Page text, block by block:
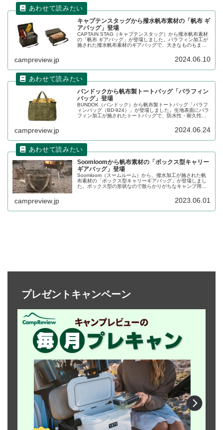
キャプテンスタッグから撥水帆布素材の「帆布 ギ
アバッグ」登場
CAPTAIN STAG（キャプテンスタッグ）から撥水帆布素材
の「帆布 ギアバッグ」が登場しました。パラフィン加工が
施された撥水帆布素材のギアバッグで、大きなものもまと
ルの2種が登場します。詳細をレビューします。
campreview.jp 2024.06.10
バンドックから帆布製トートバッグ「パラフィン
バッグ」登場
BUNDOK（バンドック）から帆布製トートバッグ「パラフ
ィンバッグ（BD-924）」が登場しました。生地表面にパラ
フィン加工が施されたトートバッグで、防水性・耐久性が
楽しめるバッグです。詳細をレビューします。
campreview.jp 2024.06.24
Soomloomから帆布素材の「ボックス型キャリー
ギアバッグ」登場
Soomloom（スームルーム）から、撥水加工が施された帆
布素材の「ボックス型キャリーギアバッグ」が登場しまし
た。ボックス型の形状なので散らかりがちなキャンプ用品
campreview.jp 2023.06.01
プレゼントキャンペーン